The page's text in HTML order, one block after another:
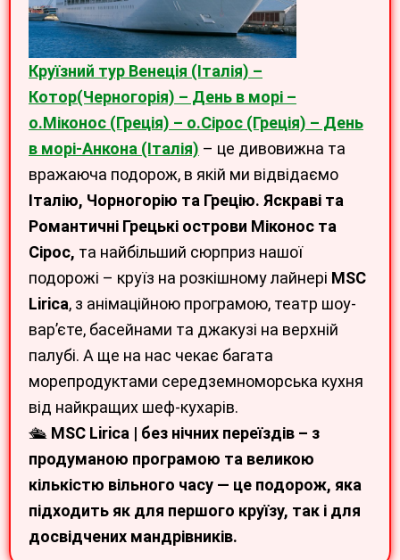
Круїзний тур Венеція (Італія) –
Котор(Черногорія) – День в морі –
о.Міконос (Греція) – о.Сірос (Греція) – День
в морі-Анкона (Італія) – це дивовижна та
вражаюча подорож, в якій ми відвідаємо
Італію, Чорногорію та Грецію. Яскраві та
Романтичні Грецькі острови Міконос та
Сірос, та найбільший сюрприз нашої
подорожі – круїз на розкішному лайнері MSC
Lirica, з анімаційною програмою, театр шоу-
вар’єте, басейнами та джакузі на верхній
палубі. А ще на нас чекає багата
морепродуктами середземноморська кухня
від найкращих шеф-кухарів.
🛳 MSC Lirica | без нічних переїздів – з
продуманою програмою та великою
кількістю вільного часу — це подорож, яка
підходить як для першого круїзу, так і для
досвідчених мандрівників.